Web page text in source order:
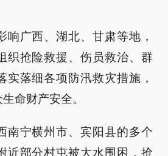
响广西、湖北、甘肃等地，
织抢险救援、伤员救治、群
实落细各项防汛救灾措施，
命财产安全。
南宁横州市、宾阳县的多个
近部分村屯被大水围困，抢